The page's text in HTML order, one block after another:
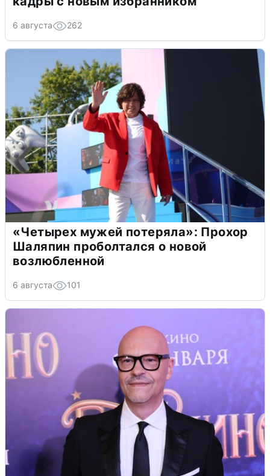
6 августа 262
«Четырех мужей потеряла»: Прохор
Шаляпин проболтался о новой
возлюбленной
6 августа 101